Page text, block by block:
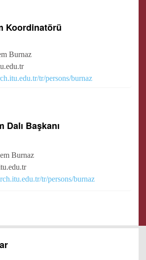
Koordinatörü
Burnaz
tr/persons/burnaz
Dalı Başkanı
Burnaz
tr/persons/burnaz